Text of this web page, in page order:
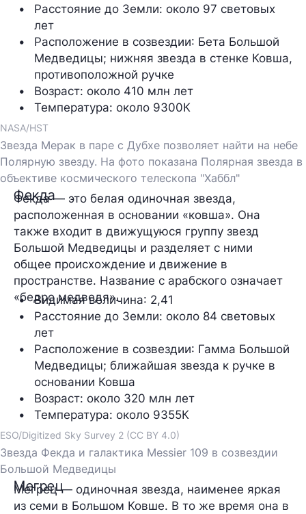
Расстояние до Земли: около 97 световых
лет
Расположение в созвездии: Бета Большой
Медведицы; нижняя звезда в стенке Ковша,
противоположной ручке
Возраст: около 410 млн лет
Температура: около 9300К
NASA/HST
Звезда Мерак в паре с Дубхе позволяет найти на небе
Полярную звезду. На фото показана Полярная звезда в
объективе космического телескопа "Хаббл"
Фекда
Фекда — это белая одиночная звезда,
расположенная в основании «ковша». Она
также входит в движущуюся группу звезд
Большой Медведицы и разделяет с ними
общее происхождение и движение в
пространстве. Название с арабского означает
«бедро медведя».
Видимая величина: 2,41
Расстояние до Земли: около 84 световых
лет
Расположение в созвездии: Гамма Большой
Медведицы; ближайшая звезда к ручке в
основании Ковша
Возраст: около 320 млн лет
Температура: около 9355К
ESO/Digitized Sky Survey 2 (CC BY 4.0)
Звезда Фекда и галактика Messier 109 в созвездии
Большой Медведицы
Мегрец
Мегрец — одиночная звезда, наименее яркая
из семи в Большом Ковше. В то же время она в